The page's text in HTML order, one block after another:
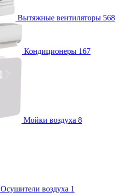
Вытяжные вентиляторы 568
Кондиционеры 167
Мойки воздуха 8
Осушители воздуха 1